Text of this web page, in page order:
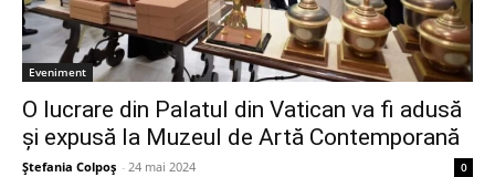
Eveniment
O lucrare din Palatul din Vatican va fi adusă
și expusă la Muzeul de Artă Contemporană
Ștefania Colpoș - 24 mai 2024 0